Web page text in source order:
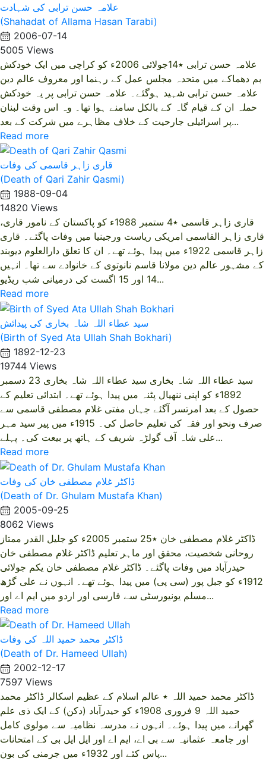
علامہ حسن ترابی کی شہادت
(Shahadat of Allama Hasan Tarabi)
2006-07-14
5005 Views
علامہ حسن ترابی ٭14جولائی 2006ء کو کراچی میں ایک خودکش
بم دھماکے میں متحدہ مجلس عمل کے رہنما اور معروف عالم دین
علامہ حسن ترابی شہید ہوگئے۔ علامہ حسن ترابی پر یہ خودکش
حملہ ان کے قیام گاہ کے بالکل سامنے ہوا تھا۔ وہ اس وقت لبنان
پر اسرائیلی جارحیت کے خلاف مظاہرے میں شرکت کے بعد...
Read more
قاری زاہر قاسمی کی وفات
(Death of Qari Zahir Qasmi)
1988-09-04
14820 Views
قاری زاہر قاسمی ٭4 ستمبر 1988ء کو پاکستان کے نامور قاری،
قاری زاہر القاسمی امریکی ریاست ورجینیا میں وفات پاگئے۔ قاری
زاہر قاسمی 1922ء میں پیدا ہوئے تھے۔ ان کا تعلق دارالعلوم دیوبند
کے مشہور عالم دین مولانا قاسم نانوتوی کے خانوادے سے تھا۔ انہیں
14 اور 15 اگست کی درمیانی شب ریڈیو...
Read more
سید عطاء اللہ شاہ بخاری کی پیدائش
(Birth of Syed Ata Ullah Shah Bokhari)
1892-12-23
19744 Views
سید عطاء اللہ شاہ بخاری سید عطاء اللہ شاہ بخاری 23 دسمبر
1892ء کو اپنی ننھیال پٹنہ میں پیدا ہوئے تھے۔ ابتدائی تعلیم کے
حصول کے بعد امرتسر آگئے جہاں مفتی غلام مصطفی قاسمی سے
صرف ونحو اور فقہ کی تعلیم حاصل کی۔ 1915ء میں پیر سید مہر
علی شاہ آف گولڑہ شریف کے ہاتھ پر بیعت کی۔ پہلے...
Read more
ڈاکٹر غلام مصطفی خان کی وفات
(Death of Dr. Ghulam Mustafa Khan)
2005-09-25
8062 Views
ڈاکٹر غلام مصطفی خان ٭25 ستمبر 2005ء کو جلیل القدر ممتاز
روحانی شخصیت، محقق اور ماہر تعلیم ڈاکٹر غلام مصطفی خان
حیدرآباد میں وفات پاگئے۔ ڈاکٹر غلام مصطفی خان یکم جولائی
1912ء کو جبل پور (سی پی) میں پیدا ہوئے تھے۔ انہوں نے علی گڑھ
مسلم یونیورسٹی سے فارسی اور اردو میں ایم اے اور...
Read more
ڈاکٹر محمد حمید اللہ کی وفات
(Death of Dr. Hameed Ullah)
2002-12-17
7597 Views
ڈاکٹر محمد حمید اللہ ٭ عالم اسلام کے عظیم اسکالر ڈاکٹر محمد
حمید اللہ 9 فروری 1908ء کو حیدرآباد (دکن) کے ایک ذی علم
گھرانے میں پیدا ہوئے۔ انہوں نے مدرسہ نظامیہ سے مولوی کامل
اور جامعہ عثمانیہ سے بی اے، ایم اے اور ایل ایل بی کے امتحانات
پاس کئے اور 1932ء میں جرمنی کی بون...